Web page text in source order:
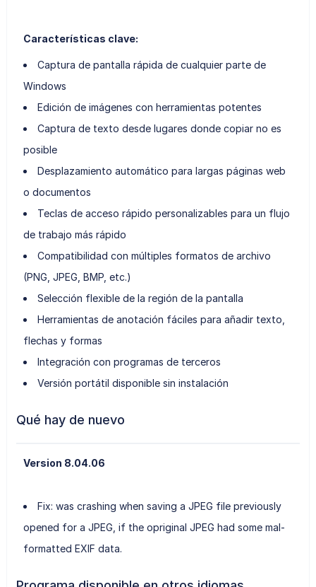
Características clave:
Captura de pantalla rápida de cualquier parte de
Windows
Edición de imágenes con herramientas potentes
Captura de texto desde lugares donde copiar no es
posible
Desplazamiento automático para largas páginas web
o documentos
Teclas de acceso rápido personalizables para un flujo
de trabajo más rápido
Compatibilidad con múltiples formatos de archivo
(PNG, JPEG, BMP, etc.)
Selección flexible de la región de la pantalla
Herramientas de anotación fáciles para añadir texto,
flechas y formas
Integración con programas de terceros
Versión portátil disponible sin instalación
Qué hay de nuevo
Version 8.04.06
Fix: was crashing when saving a JPEG file previously
opened for a JPEG, if the opriginal JPEG had some mal-
formatted EXIF data.